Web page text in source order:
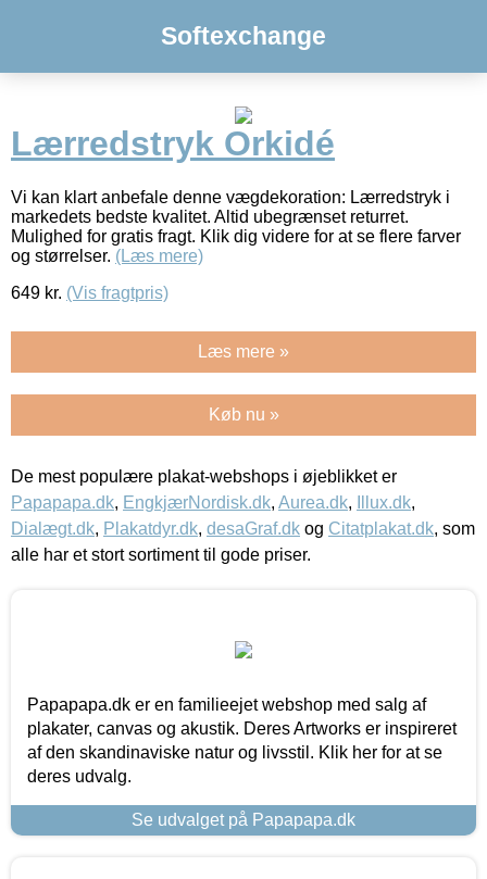
Softexchange
Lærredstryk Orkidé
Vi kan klart anbefale denne vægdekoration: Lærredstryk i
markedets bedste kvalitet. Altid ubegrænset returret.
Mulighed for gratis fragt. Klik dig videre for at se flere farver
og størrelser. (Læs mere)
649 kr. (Vis fragtpris)
Læs mere »
Køb nu »
De mest populære plakat-webshops i øjeblikket er
Papapapa.dk, EngkjærNordisk.dk, Aurea.dk, Illux.dk,
Dialægt.dk, Plakatdyr.dk, desaGraf.dk og Citatplakat.dk, som
alle har et stort sortiment til gode priser.
Papapapa.dk er en familieejet webshop med salg af
plakater, canvas og akustik. Deres Artworks er inspireret
af den skandinaviske natur og livsstil. Klik her for at se
deres udvalg.
Se udvalget på Papapapa.dk